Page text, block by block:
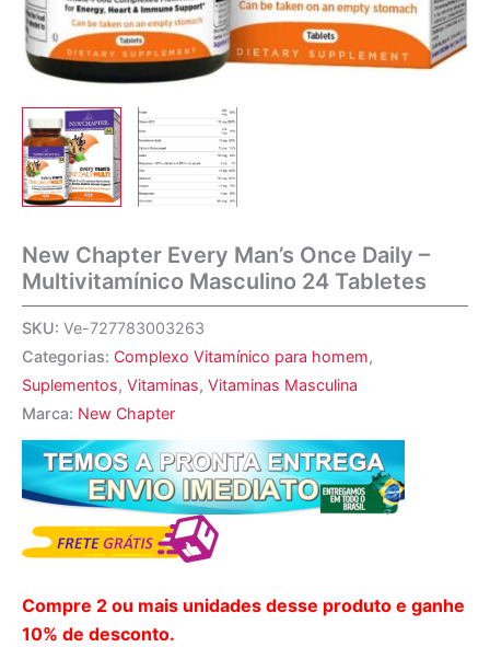
New Chapter Every Man’s Once Daily –
Multivitamínico Masculino 24 Tabletes
SKU: Ve-727783003263
Categorias: Complexo Vitamínico para homem,
Suplementos, Vitaminas, Vitaminas Masculina
Marca: New Chapter
Compre 2 ou mais unidades desse produto e ganhe
10% de desconto.